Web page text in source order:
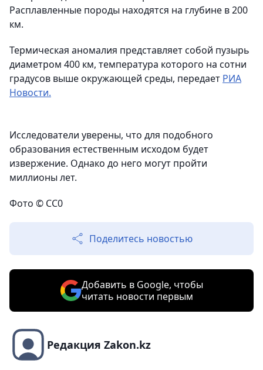
Расплавленные породы находятся на глубине в 200
км.
Термическая аномалия представляет собой пузырь
диаметром 400 км, температура которого на сотни
градусов выше окружающей среды, передает РИА
Новости.
Исследователи уверены, что для подобного
образования естественным исходом будет
извержение. Однако до него могут пройти
миллионы лет.
Фото © СС0
Поделитесь новостью
Добавить в Google, чтобы
читать новости первым
Редакция Zakon.kz